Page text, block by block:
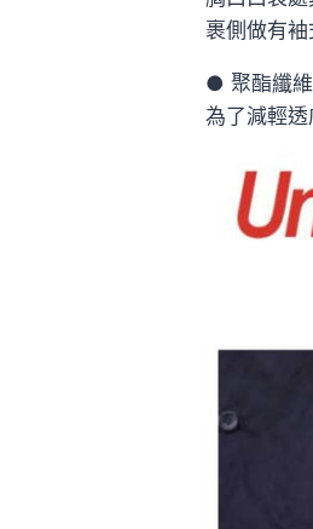
裹側做有
● 聚酯纖
為了減輕